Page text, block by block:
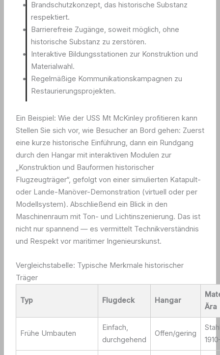
Brandschutzkonzept, das historische Substanz
respektiert.
Barrierefreie Zugänge, soweit möglich, ohne
historische Substanz zu zerstören.
Interaktive Bildungsstationen zur Konstruktion und
Materialwahl.
Regelmäßige Kommunikationskampagnen zu
Restaurierungsprojekten.
Ein Beispiel: Wie der USS Mt McKinley profitieren kann
Stellen Sie sich vor, wie Besucher an Bord gehen: Zuerst
eine kurze historische Einführung, dann ein Rundgang
durch den Hangar mit interaktiven Modulen zur
„Konstruktion und Bauformen historischer
Flugzeugträger“, gefolgt von einer simulierten Katapult-
oder Lande-Manöver-Demonstration (virtuell oder per
Modellsystem). Abschließend ein Blick in den
Maschinenraum mit Ton- und Lichtinszenierung. Das ist
nicht nur spannend — es vermittelt Technikverständnis
und Respekt vor maritimer Ingenieurskunst.
Vergleichstabelle: Typische Merkmale historischer
Träger
Typ Flugdeck Hangar
Ära
Frühe Umbauten
Einfach,
durchgehend
Offen/gering